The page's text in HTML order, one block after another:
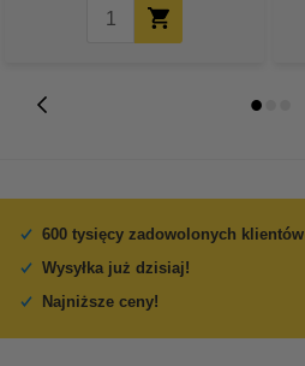
600 tysięcy zadowolonych klientów
Wysyłka już dzisiaj!
Najniższe ceny!